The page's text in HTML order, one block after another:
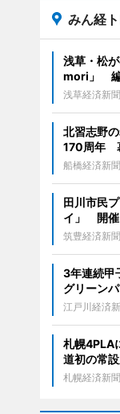
みん経
浅草・松
mori」 編
浅草経済新聞
北習志野
170周年
船橋経済新聞
田川市民
イ」 開催
筑豊経済新聞
3年連続甲
グリーン
江戸川経済
札幌4PLA
道初の常
札幌経済新聞